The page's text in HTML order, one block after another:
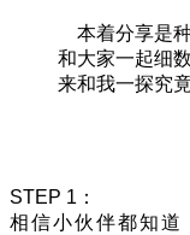
本着分享是
和大家一起细
STEP 1：
相信小伙伴都知道